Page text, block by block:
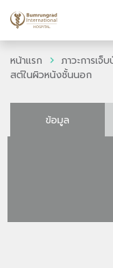
หน้าแรก ภาวะการเจ็
สต์ในผิวหนังชั้นนอก
ข้อมูล